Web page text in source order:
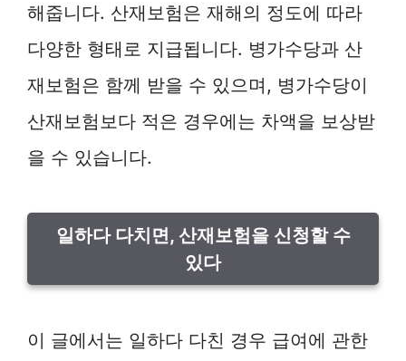
해줍니다. 산재보험은 재해의 정도에 따라
다양한 형태로 지급됩니다. 병가수당과 산
재보험은 함께 받을 수 있으며, 병가수당이
산재보험보다 적은 경우에는 차액을 보상받
을 수 있습니다.
일하다 다치면, 산재보험을 신청할 수
있다
이 글에서는 일하다 다친 경우 급여에 관한